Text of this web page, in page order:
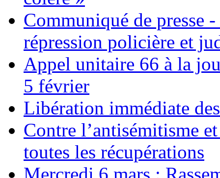
Communiqué de presse
répression policière et
Appel unitaire 66 à la
5 février
Libération immédiate
Contre l’antisémitisme
toutes les récupérations
Mercredi 6 mars :